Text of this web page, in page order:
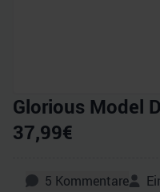
Glorious Model
37,99€
5 Kommentare